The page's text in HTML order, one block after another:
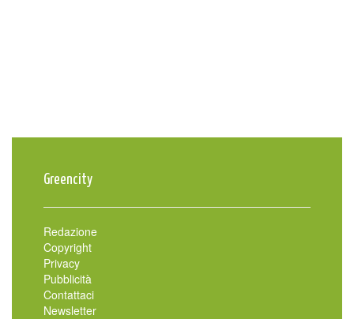
Greencity
Redazione
Copyright
Privacy
Pubblicità
Contattaci
Newsletter